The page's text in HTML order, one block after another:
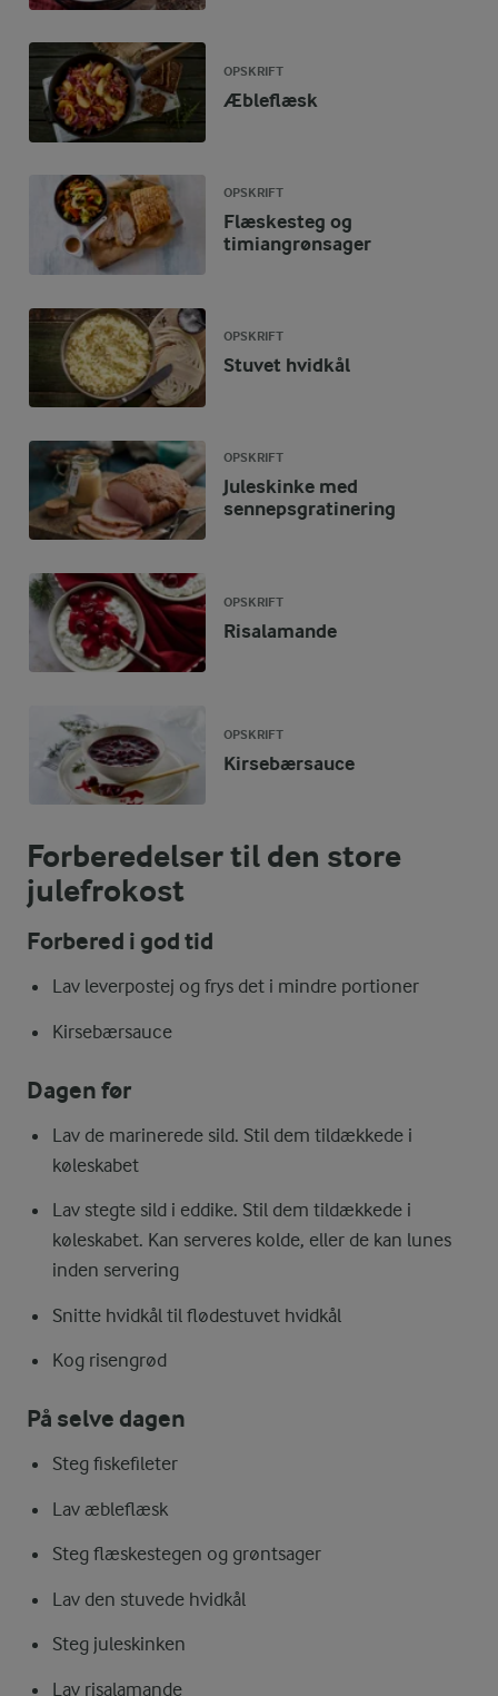
OPSKRIFT
Æbleflæsk
OPSKRIFT
Flæskesteg og
timiangrønsager
OPSKRIFT
Stuvet hvidkål
OPSKRIFT
Juleskinke med
sennepsgratinering
OPSKRIFT
Risalamande
OPSKRIFT
Kirsebærsauce
Forberedelser til den store
julefrokost
Forbered i god tid
Lav leverpostej og frys det i mindre portioner
Kirsebærsauce
Dagen før
Lav de marinerede sild. Stil dem tildækkede i
køleskabet
Lav stegte sild i eddike. Stil dem tildækkede i
køleskabet. Kan serveres kolde, eller de kan lunes
inden servering
Snitte hvidkål til flødestuvet hvidkål
Kog risengrød
På selve dagen
Steg fiskefileter
Lav æbleflæsk
Steg flæskestegen og grøntsager
Lav den stuvede hvidkål
Steg juleskinken
Lav risalamande